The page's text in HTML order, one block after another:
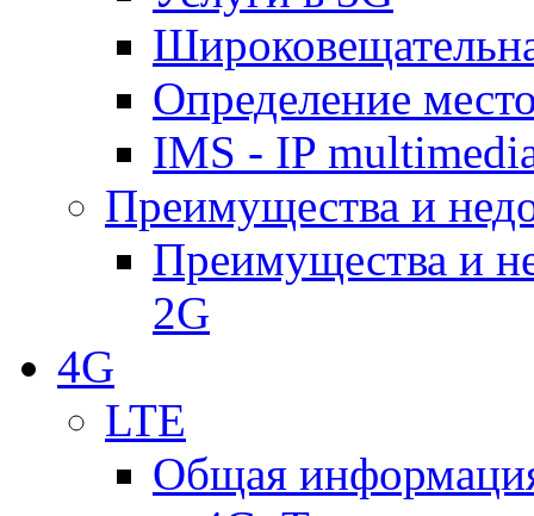
Определение
IMS - IP
Преимущества и
Преимущества и
2G
4G
LTE
Общая